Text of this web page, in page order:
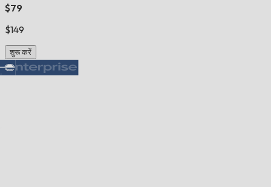
$79
$149
शुरू करें